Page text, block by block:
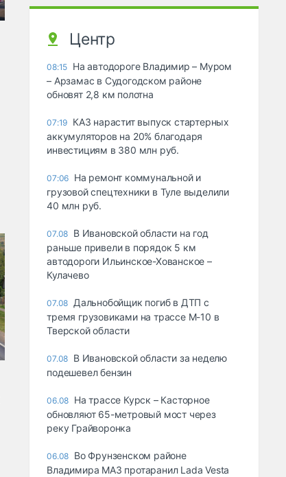
Центр
08:15 На автодороге Владимир – Муром
– Арзамас в Судогодском районе
обновят 2,8 км полотна
07:19 КАЗ нарастит выпуск стартерных
аккумуляторов на 20% благодаря
инвестициям в 380 млн руб.
07:06 На ремонт коммунальной и
грузовой спецтехники в Туле выделили
40 млн руб.
07.08 В Ивановской области на год
раньше привели в порядок 5 км
автодороги Ильинское-Хованское –
Кулачево
07.08 Дальнобойщик погиб в ДТП с
тремя грузовиками на трассе М-10 в
Тверской области
07.08 В Ивановской области за неделю
подешевел бензин
06.08 На трассе Курск – Касторное
обновляют 65-метровый мост через
реку Грайворонка
06.08 Во Фрунзенском районе
Владимира МАЗ протаранил Lada Vesta